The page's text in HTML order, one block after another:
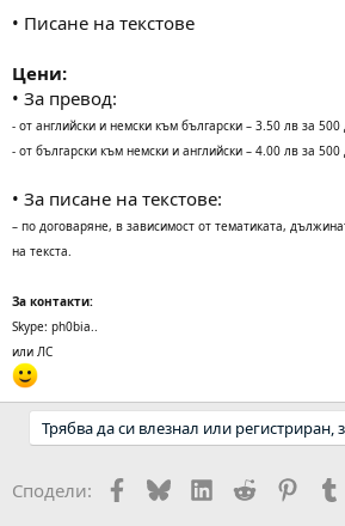
• Писане на текстове
Цени:
• За превод:
- от английски и немски към български – 3.50 лв за 500
- от български към немски и английски – 4.00 лв за 500
• За писане на текстове:
– по договаряне, в зависимост от тематиката,
на текста.
За контакти:
Skype: ph0bia..
или ЛС
Трябва да си влезнал или регистриран,
Сподели: Facebook
BlueskyLinkedIn
Reddit